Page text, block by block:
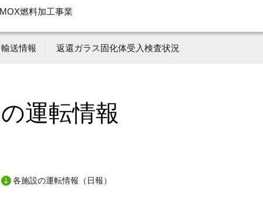
燃料加工事業
輸送情報 返還ガラス固化体受入検査状況
運転情報
各施設の運転情報（日報）